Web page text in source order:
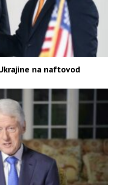
na naftovod